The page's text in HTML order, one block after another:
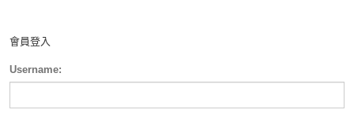
會員登入
Username: